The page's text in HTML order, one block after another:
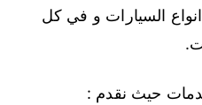
السيارات و في كل
حيث نقدم :